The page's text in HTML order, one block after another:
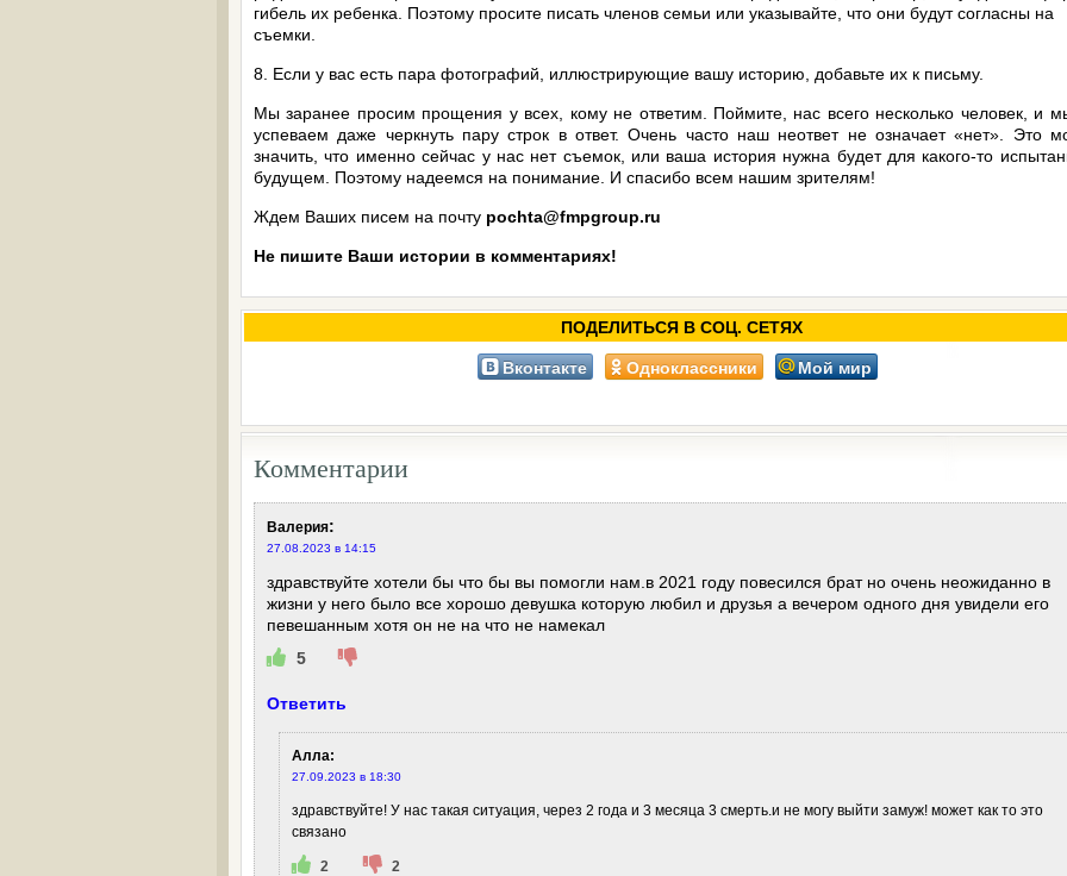
гибель их ребенка. Поэтому просите писать членов семьи или указывайте, что они будут согласны на
съемки.
8. Если у вас есть пара фотографий, иллюстрирующие вашу историю, добавьте их к письму.
Мы заранее просим прощения у всех, кому не ответим. Поймите, нас всего несколько человек, и
успеваем даже черкнуть пару строк в ответ. Очень часто наш неответ не означает «нет». Это
значить, что именно сейчас у нас нет съемок, или ваша история нужна будет для какого-то
будущем. Поэтому надеемся на понимание. И спасибо всем нашим зрителям!
Ждем Ваших писем на почту pochta@fmpgroup.ru
Не пишите Ваши истории в комментариях!
ПОДЕЛИТЬСЯ В СОЦ. СЕТЯХ
Вконтакте Одноклассники Мой мир
Комментарии
Валерия:
27.08.2023 в 14:15
здравствуйте хотели бы что бы вы помогли нам.в 2021 году повесился брат но очень неожиданно в
жизни у него было все хорошо девушка которую любил и друзья а вечером одного дня увидели его
певешанным хотя он не на что не намекал
5
Ответить
Алла:
27.09.2023 в 18:30
здравствуйте! У нас такая ситуация, через 2 года и 3 месяца 3 смерть.и не могу выйти замуж! может как то это
связано
2 2